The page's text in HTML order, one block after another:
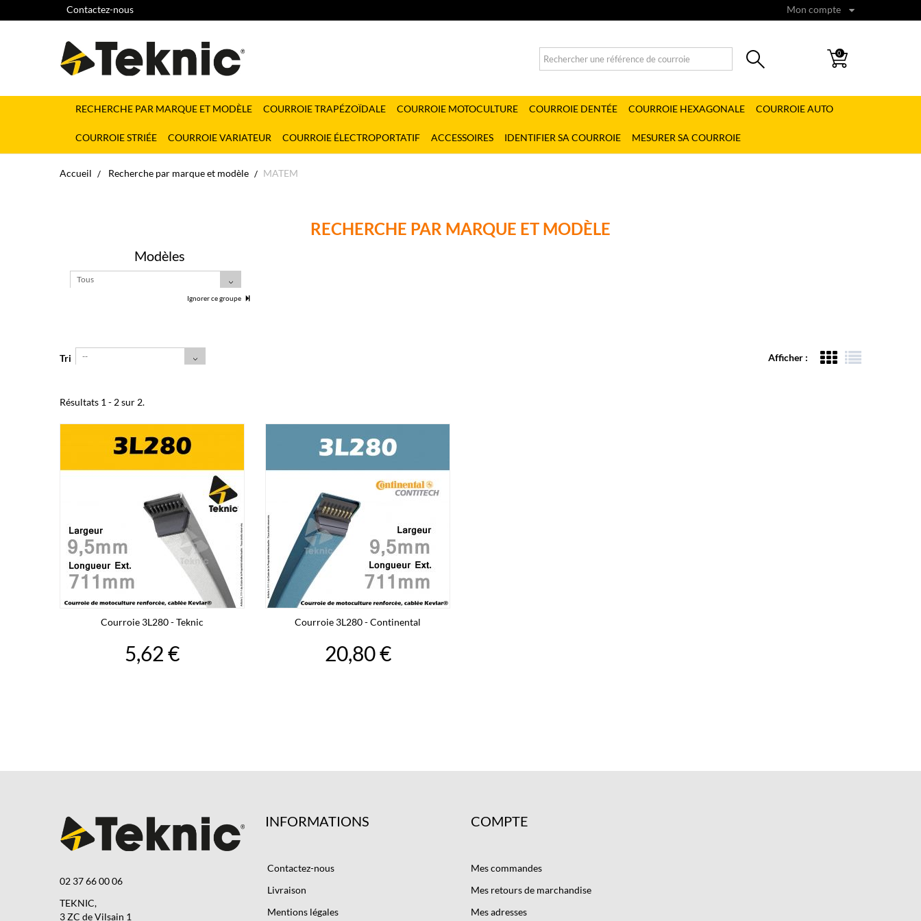
Mon compte
Contactez-nous
0
RECHERCHE PAR MARQUE ET MODÈLE COURROIE TRAPÉZOÏDALE COURROIE MOTOCULTURE COURROIE DENTÉE COURROIE HEXAGONALE COURROIE AUTO
COURROIE STRIÉE COURROIE VARIATEUR COURROIE ÉLECTROPORTATIF ACCESSOIRES IDENTIFIER SA COURROIE MESURER SA COURROIE
Accueil Recherche par marque et modèle MATEM
RECHERCHE PAR MARQUE ET MODÈLE
Modèles
Tous
Ignorer ce groupe
Afficher :
Tri --
Résultats 1 - 2 sur 2.
Courroie 3L280 - Teknic
5,62 €
Courroie 3L280 - Continental
20,80 €
02 37 66 00 06
TEKNIC,
3 ZC de Vilsain 1
INFORMATIONS
Contactez-nous
Livraison
Mentions légales
COMPTE
Mes commandes
Mes retours de marchandise
Mes adresses